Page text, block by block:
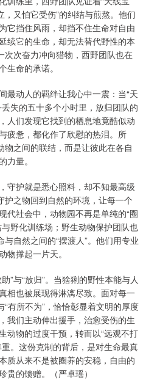
，又怕它受伤”的纠结与煎熬。他们
它挡住风雨，却挡不住生命对自由
续它的生命，却无法替代野性的本
次次奋力冲向猎物，西野团队也在
命的承诺。
最动人的羁绊让我心中一震：当“天
失的五十多个小时里，放归团队的
人们发现它找到的栖息地竟酷似动
疲惫，都化作了欣慰的热泪。所
物之间的联结，而是让彼此在各自
量。
守护就是悉心照料，却不知最高级
之物回到自然的环境，让每一个
代社会中，动物园不再是单纯的“圈
野化训练场；野生动物保护团队也
自然之间的“摆渡人”。他们用专业
物撑起一片天。
”与“放归”。当猞猁的野性本能与人
相也被展现得淋漓尽致。面对每一
“有所不为”，恰恰彰显着文明的厚度
们主动伸出援手，治愈受伤的生
动物的过度干预，转而以“远观不打
。这份克制的背后，是对生命最真
质从来不是被圈养的安稳，自由的
贵的馈赠。（严卓瑶）